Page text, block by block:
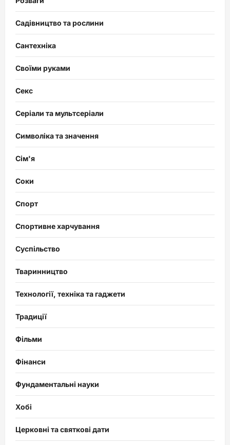
Садівництво та рослини
Сантехніка
Своїми руками
Секс
Серіали та мультсеріали
Символіка та значення
Сім'я
Соки
Спорт
Спортивне харчування
Суспільство
Тваринництво
Технології, техніка та гаджети
Традиції
Фільми
Фінанси
Фундаментальні науки
Хобі
Церковні та святкові дати